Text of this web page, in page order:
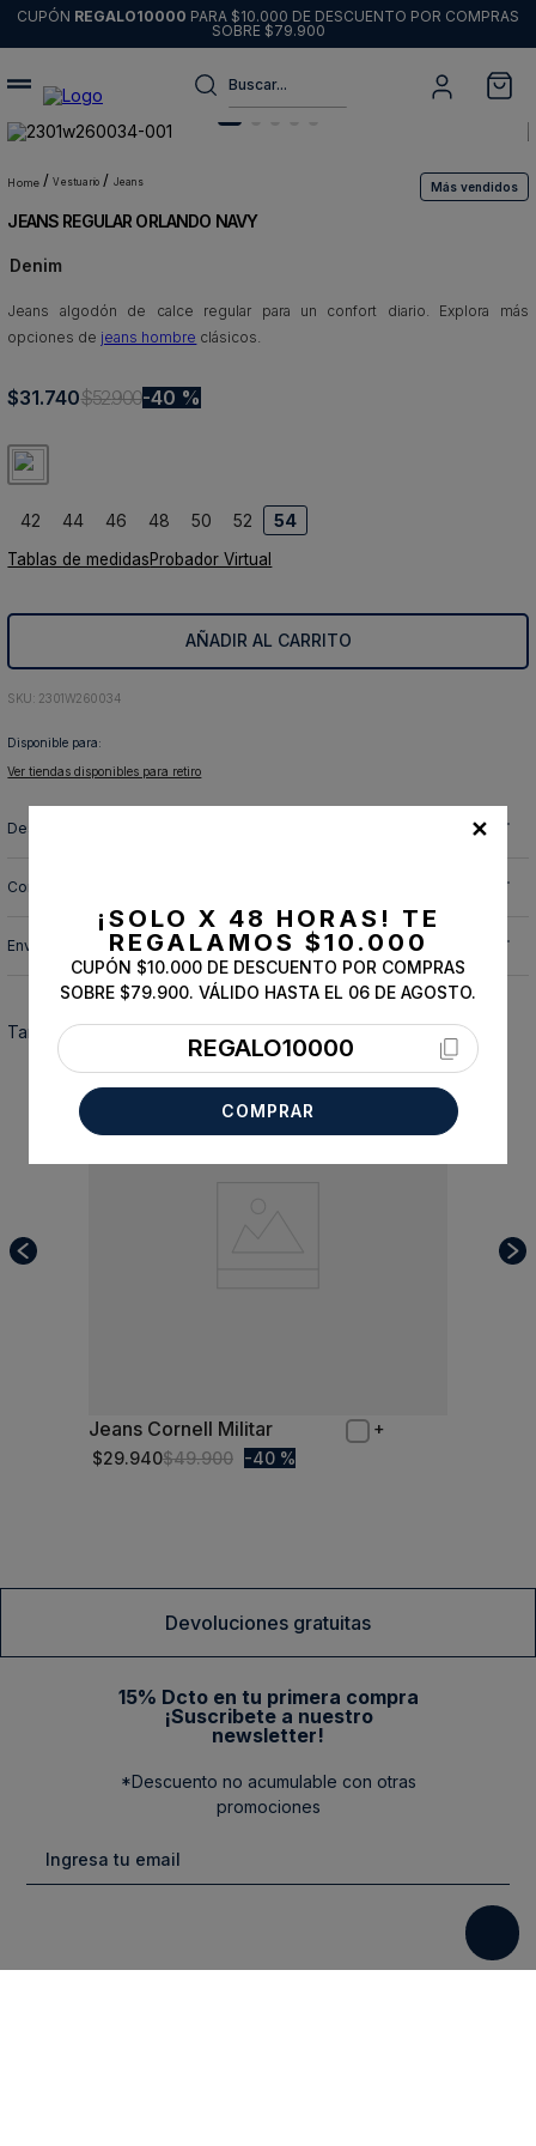
CUPÓN REGALO10000 PARA $10.000 DE DESCUENTO POR COMPRAS
SOBRE $79.900
Buscar...
vestuario jeans Más vendidos
JEANS REGULAR ORLANDO NAVY
Denim
Jeans algodón de calce regular para un confort diario. Explora más
opciones de jeans hombre clásicos.
$31.740$52.900 40 %
42 44 46 48 50 52 54
Tablas de medidasProbador Virtual
AÑADIR AL CARRITO
: 2301W260034
Disponible para:
Ver tiendas disponibles para retiro
Descripción y cuidado de la prenda
Composición
Envíos, cambios y devoluciones
También te podría interesar
44
Jeans Cornell Militar
$29.940$49.900 40 %
Devoluciones gratuitas
15% Dcto en tu primera compra
¡Suscribete a nuestro
newsletter!
*Descuento no acumulable con otras
promociones
✕
¡SOLO X 48 HORAS! TE
REGALAMOS $10.000
CUPÓN $10.000 DE DESCUENTO POR COMPRAS
SOBRE $79.900. VÁLIDO HASTA EL 06 DE AGOSTO.
REGALO10000
COMPRAR
1.
sweater
2.
chaquetas
3.
pantalon
4.
camisas
6.
jeans
8.
9.
poleron
10. abrigo